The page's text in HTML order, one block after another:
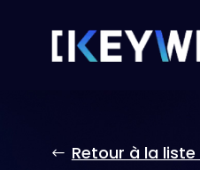
Retour à la